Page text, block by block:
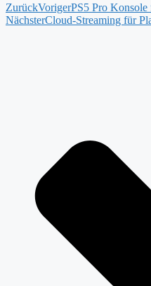
ZurückVorigerPS5 Pro
NächsterCloud-Streaming für